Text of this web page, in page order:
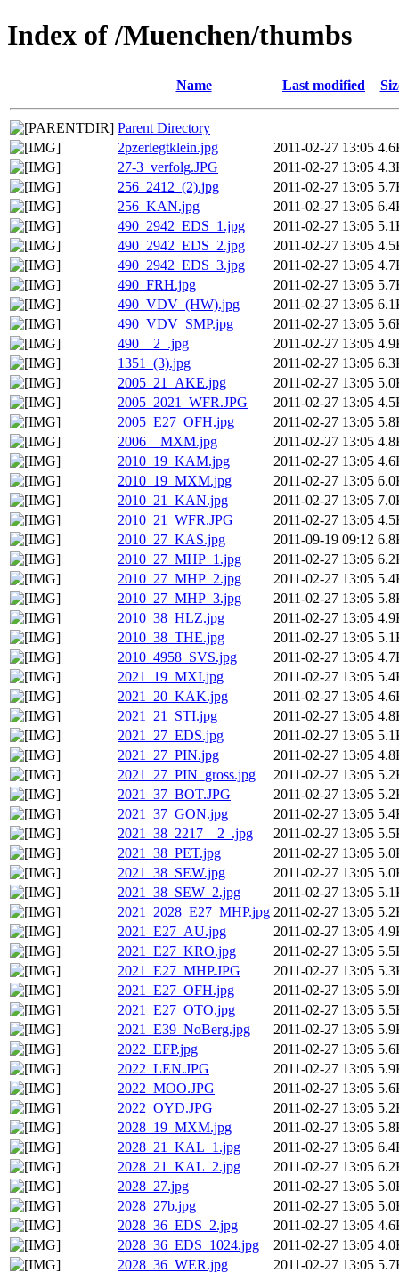
Index of /Muenchen/thumbs
Name Last modified
Parent Directory
2pzerlegtklein.jpg
2011-02-27 13:05
27-3_verfolg.JPG
2011-02-27 13:05
256_2412_(2).jpg
2011-02-27 13:05
256_KAN.jpg
2011-02-27 13:05
490_2942_EDS_1.jpg
2011-02-27 13:05
490_2942_EDS_2.jpg
2011-02-27 13:05
490_2942_EDS_3.jpg
2011-02-27 13:05
490_FRH.jpg
2011-02-27 13:05
490_VDV_(HW).jpg
2011-02-27 13:05
490_VDV_SMP.jpg
2011-02-27 13:05
490__2_.jpg
2011-02-27 13:05
1351_(3).jpg
2011-02-27 13:05
2005_21_AKE.jpg
2011-02-27 13:05
2005_2021_WFR.JPG
2011-02-27 13:05
2005_E27_OFH.jpg
2011-02-27 13:05
2006__MXM.jpg
2011-02-27 13:05
2010_19_KAM.jpg
2011-02-27 13:05
2010_19_MXM.jpg
2011-02-27 13:05
2010_21_KAN.jpg
2011-02-27 13:05
2010_21_WFR.JPG
2011-02-27 13:05
2010_27_KAS.jpg
2011-09-19 09:12
2010_27_MHP_1.jpg
2011-02-27 13:05
2010_27_MHP_2.jpg
2011-02-27 13:05
2010_27_MHP_3.jpg
2011-02-27 13:05
2010_38_HLZ.jpg
2011-02-27 13:05
2010_38_THE.jpg
2011-02-27 13:05
2010_4958_SVS.jpg
2011-02-27 13:05
2021_19_MXI.jpg
2011-02-27 13:05
2021_20_KAK.jpg
2011-02-27 13:05
2021_21_STI.jpg
2011-02-27 13:05
2021_27_EDS.jpg
2011-02-27 13:05
2021_27_PIN.jpg
2011-02-27 13:05
2021_27_PIN_gross.jpg
2011-02-27 13:05
2021_37_BOT.JPG
2011-02-27 13:05
2021_37_GON.jpg
2011-02-27 13:05
2021_38_2217__2_.jpg
2011-02-27 13:05
2021_38_PET.jpg
2011-02-27 13:05
2021_38_SEW.jpg
2011-02-27 13:05
2021_38_SEW_2.jpg
2011-02-27 13:05
2021_2028_E27_MHP.jpg 2011-02-27 13:05
2021_E27_AU.jpg
2011-02-27 13:05
2021_E27_KRO.jpg
2011-02-27 13:05
2021_E27_MHP.JPG
2011-02-27 13:05
2021_E27_OFH.jpg
2011-02-27 13:05
2021_E27_OTO.jpg
2011-02-27 13:05
2021_E39_NoBerg.jpg
2011-02-27 13:05
2022_EFP.jpg
2011-02-27 13:05
2022_LEN.JPG
2011-02-27 13:05
2022_MOO.JPG
2011-02-27 13:05
2022_OYD.JPG
2011-02-27 13:05
2028_19_MXM.jpg
2011-02-27 13:05
2028_21_KAL_1.jpg
2011-02-27 13:05
2028_21_KAL_2.jpg
2011-02-27 13:05
2028_27.jpg
2011-02-27 13:05
2028_27b.jpg
2011-02-27 13:05
2028_36_EDS_2.jpg
2011-02-27 13:05
2028_36_EDS_1024.jpg
2011-02-27 13:05
2028_36_WER.jpg
2011-02-27 13:05